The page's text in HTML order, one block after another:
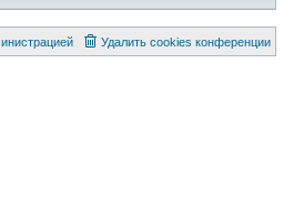
Удалить cookies конференции